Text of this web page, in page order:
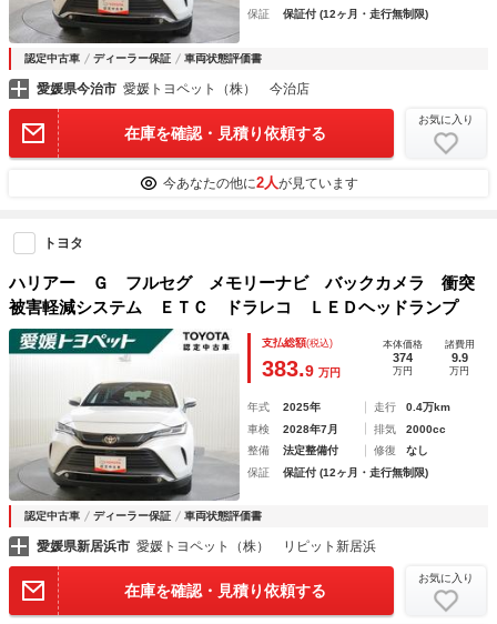
保証
保証付 (12ヶ月・走行無制限)
認定中古車 ディーラー保証 車両状態評価書
愛媛県今治市 愛媛トヨペット（株） 今治店
在庫を確認・見積り依頼する
お気に入り
今あなたの他に2人が見ています
トヨタ
ハリアー Ｇ フルセグ メモリーナビ バックカメラ 衝突
被害軽減システム ＥＴＣ ドラレコ ＬＥＤヘッドランプ
支払総額(税込)
383.9 万円
本体価格
374
万円
諸費用
9.9
万円
年式 2025年 走行
0.4万km
車検
2028年7月 排気
2000cc
整備
法定整備付 修復
なし
保証
保証付 (12ヶ月・走行無制限)
認定中古車 ディーラー保証 車両状態評価書
愛媛県新居浜市 愛媛トヨペット（株） リピット新居浜
在庫を確認・見積り依頼する
お気に入り